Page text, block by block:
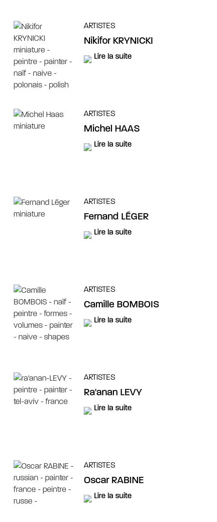
ARTISTES
Nikifor KRYNICKI
Lire la suite
ARTISTES
Michel HAAS
Lire la suite
ARTISTES
Fernand LÉGER
Lire la suite
ARTISTES
Camille BOMBOIS
Lire la suite
ARTISTES
Ra'anan LEVY
Lire la suite
ARTISTES
Oscar RABINE
Lire la suite